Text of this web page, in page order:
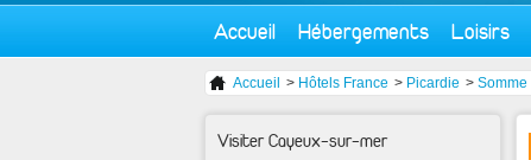
Accueil Hébergements Loisirs
Accueil > Hôtels France > Picardie > Somme
Visiter Cayeux-sur-mer